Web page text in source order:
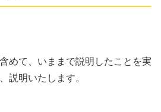
めて、いままで説明したことを実
説明いたします。